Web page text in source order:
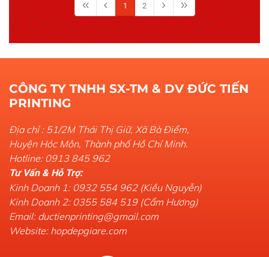
1 2
CÔNG TY TNHH SX-TM & DV ĐỨC TIẾN
PRINTING
Địa chỉ : 51/2M Thái Thị Giữ, Xã Bà Điểm,
Huyện Hóc Môn, Thành phố Hồ Chí Minh.
Hotline: 0913 845 962
Tư Vấn & Hỗ Trợ:
Kinh Doanh 1: 0932 554 962 (Kiều Nguyễn)
Kinh Doanh 2: 0355 584 519 (Cẩm Hương)
Email: ductienprinting@gmail.com
Website: hopdepgiare.com